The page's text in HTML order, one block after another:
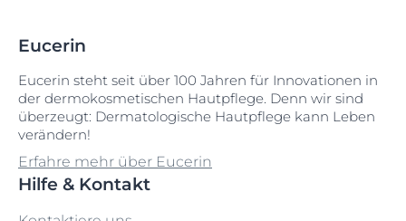
Eucerin
Eucerin steht seit über 100 Jahren für Innovationen in
der dermokosmetischen Hautpflege. Denn wir sind
überzeugt: Dermatologische Hautpflege kann Leben
verändern!
Erfahre mehr über Eucerin
Hilfe & Kontakt